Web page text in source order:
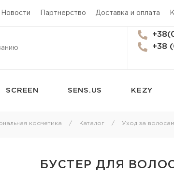
Новости Партнерство Доставка и оплата
+38
Мусс для волос
SCREEN SENS.US KEZY
косметика Каталог Уход за
БУСТЕР ДЛЯ